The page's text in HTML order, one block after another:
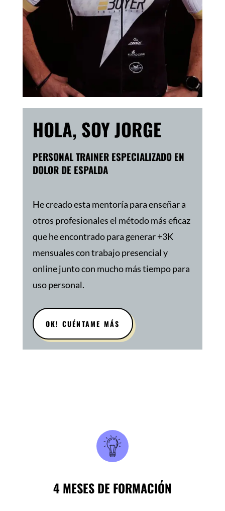
HOLA, SOY JORGE
PERSONAL TRAINER ESPECIALIZADO EN
DOLOR DE ESPALDA
He creado esta mentoría para enseñar a
otros profesionales el método más eficaz
que he encontrado para generar +3K
mensuales con trabajo presencial y
online junto con mucho más tiempo para
uso personal.
OK! CUÉNTAME MÁS
4 MESES DE FORMACIÓN